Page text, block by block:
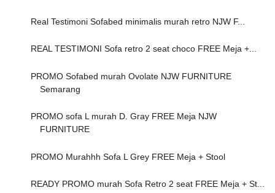
Real Testimoni Sofabed minimalis murah retro NJW F...
REAL TESTIMONI Sofa retro 2 seat choco FREE Meja +...
PROMO Sofabed murah Ovolate NJW FURNITURE
Semarang
PROMO sofa L murah D. Gray FREE Meja NJW
FURNITURE
PROMO Murahhh Sofa L Grey FREE Meja + Stool
READY PROMO murah Sofa Retro 2 seat FREE Meja + St...